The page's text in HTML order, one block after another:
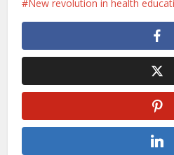
New revolution in health